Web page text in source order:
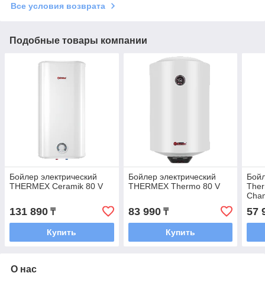
Все условия возврата
Подобные товары компании
Бойлер электрический
THERMEX Ceramik 80 V
131 890 ₸
Купить
Бойлер электрический
THERMEX Thermo 80 V
83 990₸
Купить
57
О нас